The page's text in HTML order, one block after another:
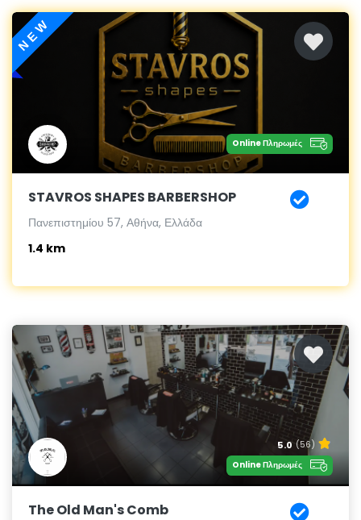
NEW
Online Πληρωμές
STAVROS SHAPES BARBERSHOP
Πανεπιστημίου 57, Αθήνα, Ελλάδα
1.4 km
5.0 (56)
Online Πληρωμές
The Old Man's Comb